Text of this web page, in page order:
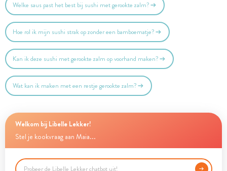
Welke saus past het best bij sushi met gerookte zalm?
Hoe rol ik mijn sushi strak op zonder een bamboematje?
Kan ik deze sushi met gerookte zalm op voorhand maken?
Wat kan ik maken met een restje gerookte zalm?
Welkom bij Libelle Lekker!
Stel je kookvraag aan Maia...